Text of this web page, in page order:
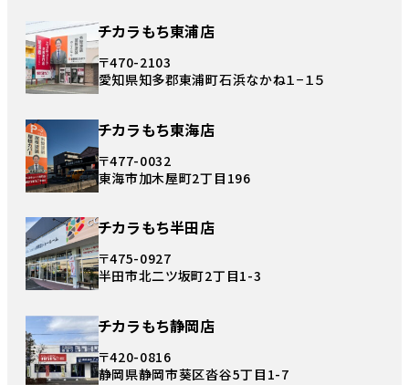
チカラもち東浦店
〒470-2103
愛知県知多郡東浦町石浜なかね１−１５
チカラもち東海店
〒477-0032
東海市加木屋町2丁目196
チカラもち半田店
〒475-0927
半田市北二ツ坂町2丁目1-3
チカラもち静岡店
〒420-0816
静岡県静岡市葵区沓谷5丁目1-7